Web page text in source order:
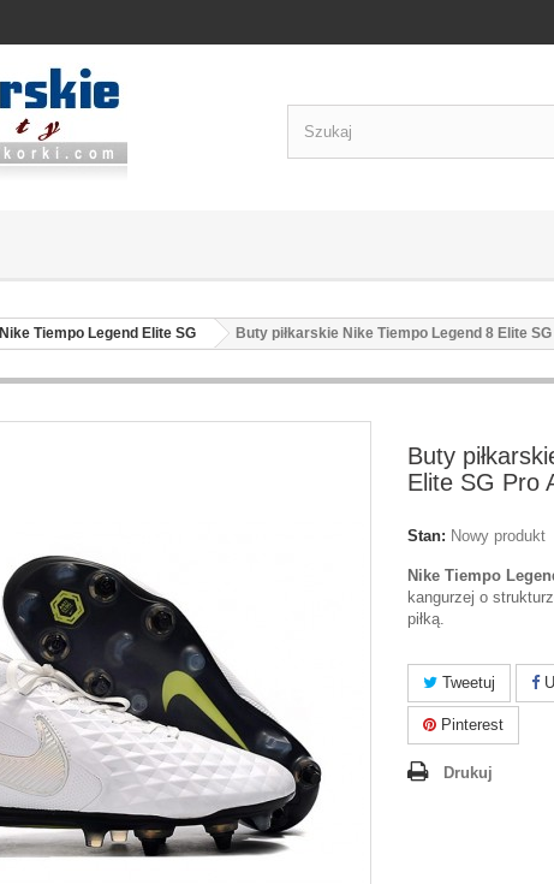
Nike Tiempo Legend Elite SG Buty piłkarskie Nike Tiempo Legend 8 Elite
Buty
Elite SG Pro
Stan: Nowy produkt
Nike Tiempo
kangurzej o
piłką.
Tweetuj
Pinterest
Drukuj